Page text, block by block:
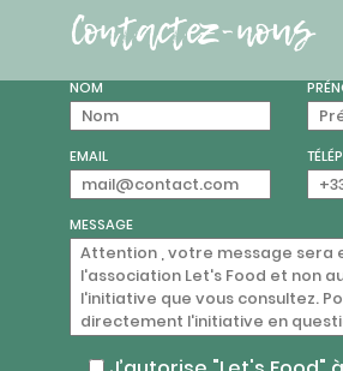
Contactez-nous
NOM
EMAIL
MESSAGE